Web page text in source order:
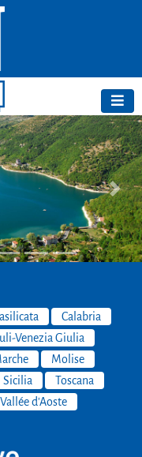
Next
Calabria
Venezia Giulia
Molise
Sicilia
Toscana
d'Aoste